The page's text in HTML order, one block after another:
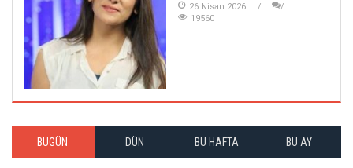
26 Nisan 2026
19560
BUGÜN DÜN BU HAFTA BU AY